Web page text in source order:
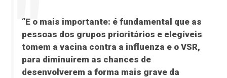
“E o mais importante: é fundamental que as
pessoas dos grupos prioritários e elegíveis
tomem a vacina contra a influenza e o VSR,
para diminuírem as chances de
desenvolverem a forma mais grave da